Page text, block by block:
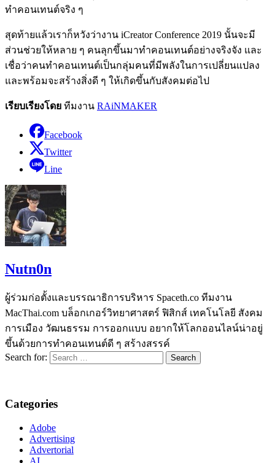
ทำคอนเทนต์จริง ๆ
สุดท้ายแล้วเราก็หวังว่างาน iCreator Conference 2019 นั้นจะมี
ส่วนช่วยให้หลาย ๆ คนลุกขึ้นมาทำคอนเทนต์อย่างจริงจัง และ
เชื่อว่าคนทำคอนเทนต์เป็นกลุ่มคนที่มีพลังในการเปลี่ยนแปลง
และพร้อมจะสร้างสิ่งดี ๆ ให้เกิดขึ้นกับสังคมต่อไป
เรียบเรียงโดย ทีมงาน RAiNMAKER
Facebook
Twitter
Line
Nutn0n
ผู้ร่วมก่อตั้งและบรรณาธิการบริหาร Spaceth.co ทีมงาน
MacThai.com บล็อกเกอร์วิทยาศาสตร์ ฟิสิกส์ เทคโนโลยี สังคม
การเมือง วัฒนธรรม การออกแบบ อยากให้โลกออนไลน์น่าอยู่
ขึ้นด้วยการทำคอนเทนต์ดี ๆ สร้างสรรค์
Search for:
Categories
Adobe
Advertising
Advertorial
AI